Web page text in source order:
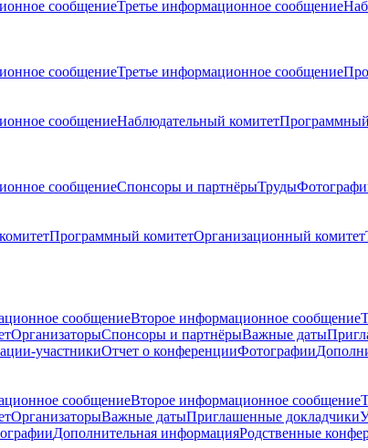
сообщениеТретье информационное сообщение
сообщениеТретье информационное сообщение
сообщениеНаблюдательный комитет
сообщениеСпонсоры и партнёрыТруды
Программный комитетОрганизационный комитет
сообщениеВторое информационное сообщение
ОрганизаторыСпонсоры и партнёрыВажные даты
участникиОтчет о конференцииФотографии
сообщениеВторое информационное сообщение
ОрганизаторыВажные датыПриглашенные докладчики
Дополнительная информацияРодственные